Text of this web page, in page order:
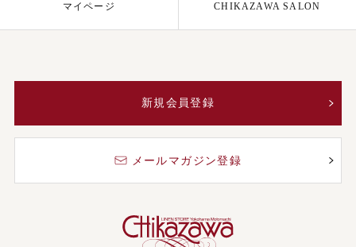
マイページ CHIKAZAWA SALON
新規会員登録
メールマガジン登録